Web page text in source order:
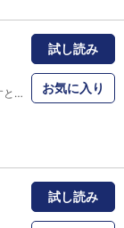
現代の料理人・ケン。彼が目を覚ますとそこは戦国時代だった。京で評判の料理の噂を聞きつけた信長は、強引にケンを自分の料理人にするが…！？戦と料理が織りなす前代未聞の戦国グルメ絵巻！コラム＆レシピ「戦国めし」も必見！
試し読み
お気に入り
試し読み